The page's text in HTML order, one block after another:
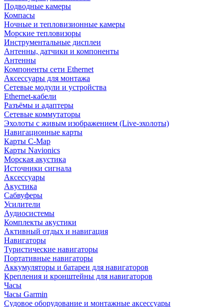
Подводные камеры
Компасы
Ночные и тепловизионные камеры
Морские тепловизоры
Инструментальные дисплеи
Антенны, датчики и компоненты
Антенны
Компоненты сети Ethernet
Аксессуары для монтажа
Сетевые модули и устройства
Ethernet-кабели
Разъёмы и адаптеры
Сетевые коммутаторы
Эхолоты с живым изображением (Live-эхолоты)
Навигационные карты
Карты C-Map
Карты Navionics
Морская акустика
Источники сигнала
Аксессуары
Акустика
Сабвуферы
Усилители
Аудиосистемы
Комплекты акустики
Активный отдых и навигация
Навигаторы
Туристические навигаторы
Портативные навигаторы
Аккумуляторы и батареи для навигаторов
Крепления и кронштейны для навигаторов
Часы
Часы Garmin
Судовое оборудование и монтажные аксессуары